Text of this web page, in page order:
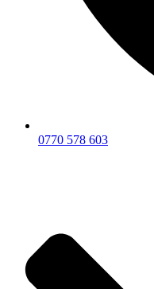
0770 578 603